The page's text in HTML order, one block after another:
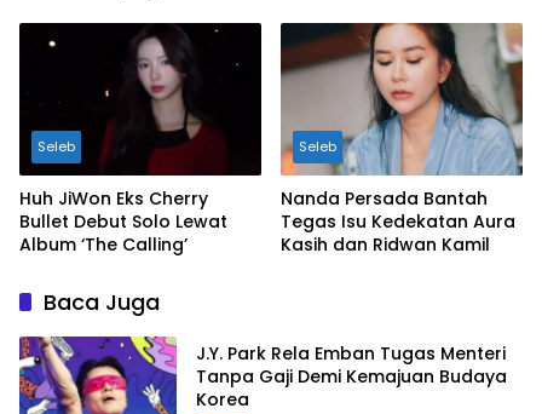
Seleb
Huh JiWon Eks Cherry
Bullet Debut Solo Lewat
Album ‘The Calling’
Seleb
Nanda Persada Bantah
Tegas Isu Kedekatan Aura
Kasih dan Ridwan Kamil
Baca Juga
J.Y. Park Rela Emban Tugas Menteri
Tanpa Gaji Demi Kemajuan Budaya
Korea